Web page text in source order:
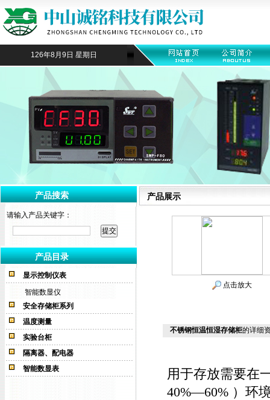
126年8月9日 星期日
产品搜索
请输入产品关键字：
产品目录
显示控制仪表
智能数显仪
安全存储柜系列
温度测量
实验台柜
隔离器、配电器
智能数显表
产品展示
点击放大
不锈钢恒温恒湿存储柜的详细
用于存放需要在
40%—60% ）环